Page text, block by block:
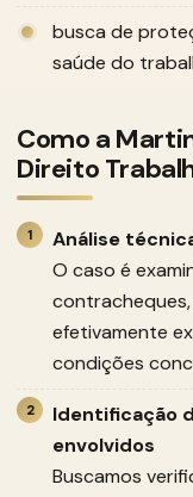
busca de
saúde do
Como a
Direito
Análise
O caso é
efetivamente
condições
Identificação
envolvidos
Buscamos